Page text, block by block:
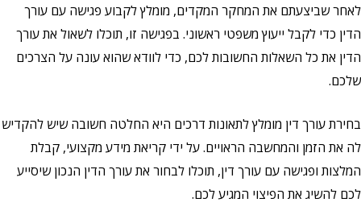
לאחר שביצעתם את המחקר המקדים, מומלץ לקבוע פגישה עם עורך
הדין כדי לקבל ייעוץ משפטי ראשוני. בפגישה זו, תוכלו לשאול את עורך
הדין את כל השאלות החשובות לכם, כדי לוודא שהוא עונה על הצרכים
שלכם.
בחירת עורך דין מומלץ לתאונות דרכים היא החלטה חשובה שיש להקדיש
לה את הזמן והמחשבה הראויים. על ידי קריאת מידע מקצועי, קבלת
המלצות ופגישה עם עורך דין, תוכלו לבחור את עורך הדין הנכון שיסייע
לכם להשיג את הפיצוי המגיע לכם.